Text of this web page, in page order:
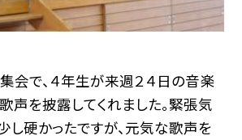
集会で、４年生が来週２４日の音楽
声を披露してくれました。緊張気
し硬かったですが、元気な歌声を